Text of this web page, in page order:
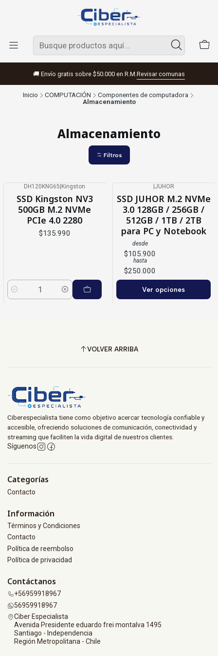
🚚 Envío gratis sobre $50.000 en R.M. Revisar comunas
Inicio COMPUTACIÓN
Componentes de computadora
Almacenamiento
Almacenamiento
Filtros
DH120KNG65|Kingston
SSD Kingston NV3
500GB M.2 NVMe
PCIe 4.0 2280
$135.990
Cantidad
|JUHOR
SSD JUHOR M.2 NVMe
3.0 128GB / 256GB /
512GB / 1TB / 2TB
para PC y Notebook
desde
$105.900
hasta
$250.000
Ver opciones
VOLVER ARRIBA
Ciberespecialista tiene como objetivo acercar tecnología confiable y
accesible, ofreciendo soluciones de comunicación, conectividad y
streaming que faciliten la vida digital de nuestros clientes.
Síguenos
Categorías
Contacto
Información
Términos y Condiciones
Contacto
Política de reembolso
Política de privacidad
Contáctanos
+56959918967
56959918967
Ciber Especialista
Avenida Presidente eduardo frei montalva 1495
Santiago - Independencia
Región Metropolitana - Chile